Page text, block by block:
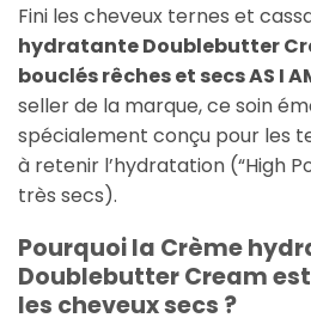
Fini les cheveux ternes et
hydratante Doublebutter
bouclés rêches et secs AS I
seller de la marque, ce soin
spécialement conçu pour les
à retenir l’hydratation (“High
très secs).
Pourquoi la Crème
Doublebutter Cream
les cheveux secs ?